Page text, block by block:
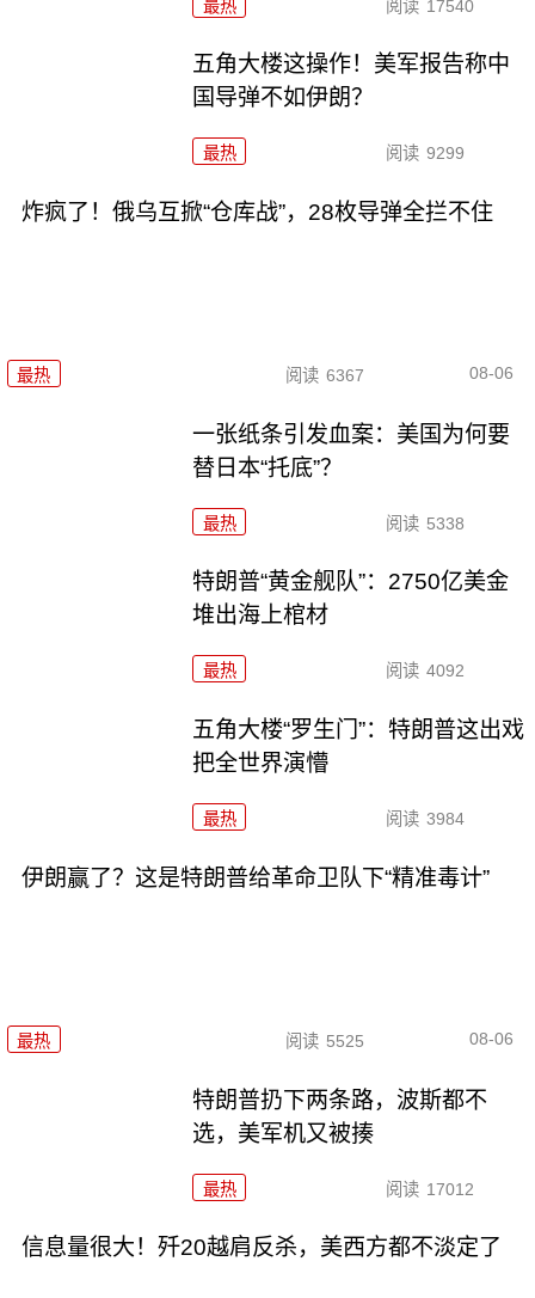
最热 阅读 17540
五角大楼这操作！美军报告称中
国导弹不如伊朗？
最热 阅读 9299
炸疯了！俄乌互掀“仓库战”，28枚导弹全拦不住
最热 阅读 6367 08-06
一张纸条引发血案：美国为何要
替日本“托底”？
最热 阅读 5338
特朗普“黄金舰队”：2750亿美金
堆出海上棺材
最热 阅读 4092
五角大楼“罗生门”：特朗普这出戏
把全世界演懵
最热 阅读 3984
伊朗赢了？这是特朗普给革命卫队下“精准毒计”
最热 阅读 5525 08-06
特朗普扔下两条路，波斯都不
选，美军机又被揍
最热 阅读 17012
信息量很大！歼20越肩反杀，美西方都不淡定了